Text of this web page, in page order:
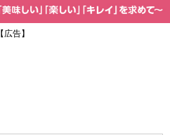
【広告】